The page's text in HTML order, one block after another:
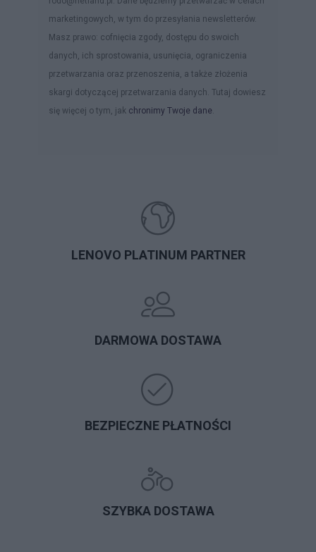
marketingowych, w tym do przesyłania newsletterów.
Masz prawo: cofnięcia zgody, dostępu do swoich
danych, ich sprostowania, usunięcia, ograniczenia
przetwarzania oraz przenoszenia, a także złożenia
skargi dotyczącej przetwarzania danych. Tutaj dowiesz
się więcej o tym, jak chronimy Twoje dane.
LENOVO PLATINUM PARTNER
DARMOWA DOSTAWA
BEZPIECZNE PŁATNOŚCI
SZYBKA DOSTAWA